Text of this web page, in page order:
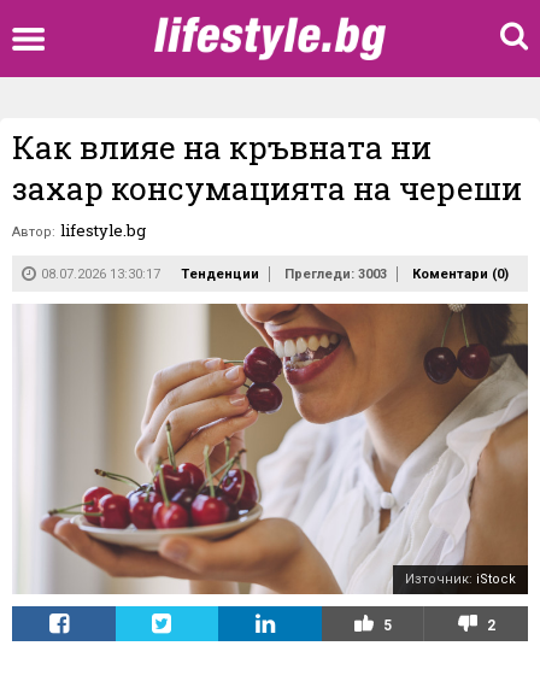
Как влияе на кръвната ни
захар консумацията на череши
Автор: lifestyle.bg
08.07.2026 13:30:17 Тенденции Прегледи: 3003 Коментари (0)
Източник: iStock
5 2